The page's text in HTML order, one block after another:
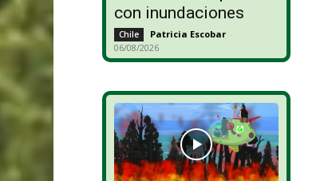
con inundaciones
Chile Patricia Escobar -
06/08/2026